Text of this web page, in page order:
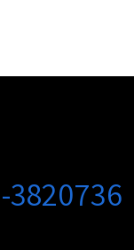
3820736